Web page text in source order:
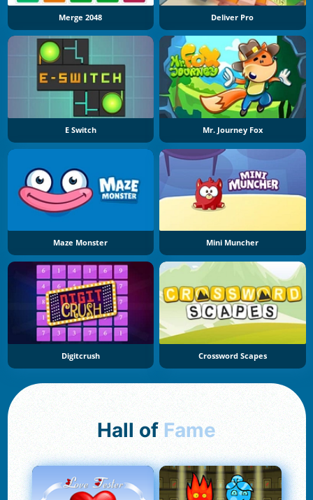
Merge 2048 Deliver Pro
E Switch Mr. Journey Fox
Maze Monster Mini Muncher
Digitcrush Crossword Scapes
Hall of Fame